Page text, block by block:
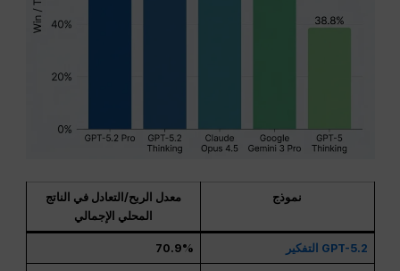
نموذج
معدل الربح/التعادل في الناتج
المحلي الإجمالي
GPT-5.2 التفكير 70.9%